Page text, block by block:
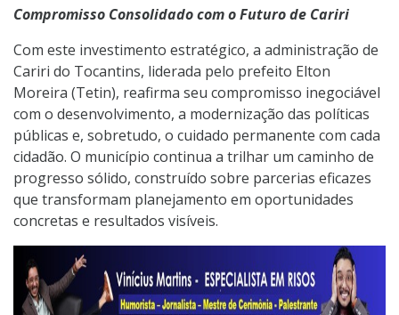
Compromisso Consolidado com o Futuro de Cariri
Com este investimento estratégico, a administração de
Cariri do Tocantins, liderada pelo prefeito Elton
Moreira (Tetin), reafirma seu compromisso inegociável
com o desenvolvimento, a modernização das políticas
públicas e, sobretudo, o cuidado permanente com cada
cidadão. O município continua a trilhar um caminho de
progresso sólido, construído sobre parcerias eficazes
que transformam planejamento em oportunidades
concretas e resultados visíveis.